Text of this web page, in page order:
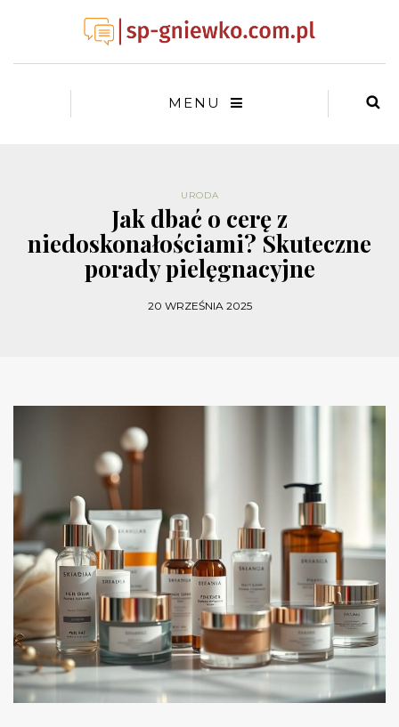
MENU
URODA
Jak dbać o cerę z
niedoskonałościami? Skuteczne
porady pielęgnacyjne
20 WRZEŚNIA 2025